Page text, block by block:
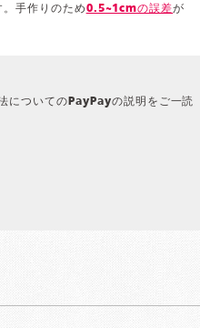
手作りのため0.5~1cmの誤差が
についてのPayPayの説明をご一読